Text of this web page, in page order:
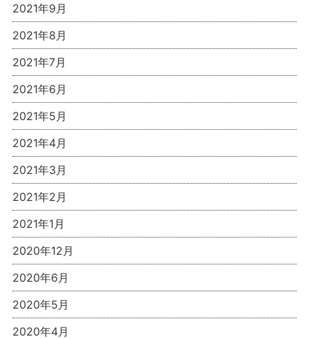
2021年9月
2021年8月
2021年7月
2021年6月
2021年5月
2021年4月
2021年3月
2021年2月
2021年1月
2020年12月
2020年6月
2020年5月
2020年4月